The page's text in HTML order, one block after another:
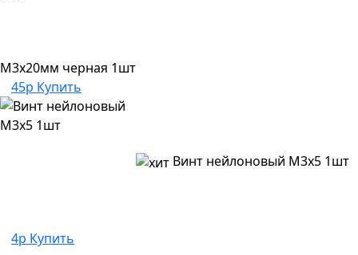
M3x20мм черная 1шт
45р Купить
Винт нейлоновый M3x5 1шт
4р Купить